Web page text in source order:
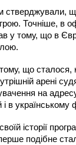
стверджували,
Точніше, в
у тому, що в
що
арені
на
в українському
історії
подібне